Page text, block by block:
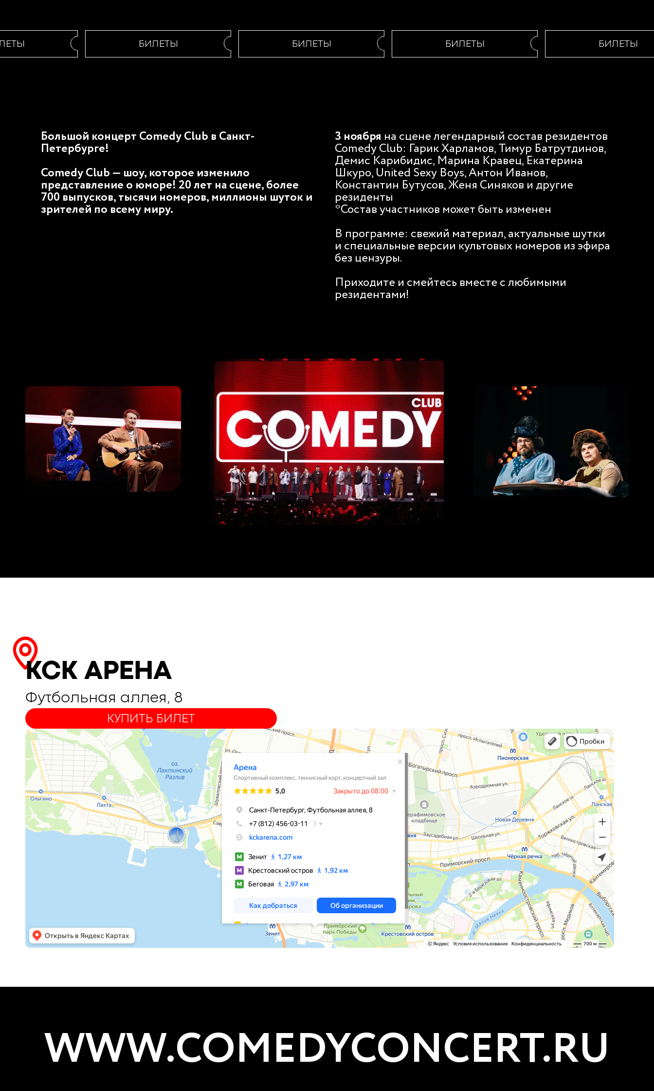
БИЛЕТЫ БИЛЕТЫ БИЛЕТЫ БИЛЕТЫ
Большой концерт Comedy Club в Санкт-
Петербурге!
Comedy Club — шоу, которое изменило
представление о юморе! 20 лет на сцене, более
700 выпусков, тысячи номеров, миллионы шуток и
зрителей по всему миру.
3 ноября на сцене легендарный состав резидентов
Comedy Club: Гарик Харламов, Тимур Батрутдинов,
Демис Карибидис, Марина Кравец, Екатерина
Шкуро, United Sexy Boys, Антон Иванов,
Константин Бутусов, Женя Синяков и другие
резиденты
*Состав участников может быть изменен
В программе: свежий материал, актуальные шутки
и специальные версии культовых номеров из эфира
без цензуры.
Приходите и смейтесь вместе с любимыми
резидентами!
КСК АРЕНА
Футбольная аллея, 8
КУПИТЬ БИЛЕТ
WWW.COMEDYCONCERT.RU